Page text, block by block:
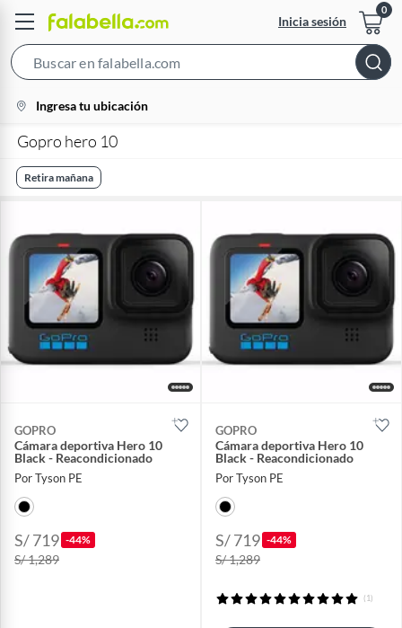
Inicia sesión
Bar
location-
icon
Ingresa tu ubicación
Gopro hero 10
Retira mañana
GOPRO
Cámara deportiva Hero 10
Black - Reacondicionado
Por Tyson PE
S/ 719 -44%
S/ 1,289
GOPRO
Cámara deportiva Hero 10
Black - Reacondicionado
Por Tyson PE
S/ 719 -44%
S/ 1,289
(1)